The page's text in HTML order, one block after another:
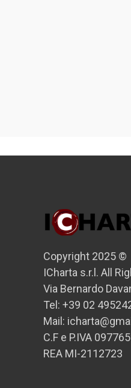
Copyright 2025 ©
ICharta s.r.l. All
Via Bernardo
Tel: +39 02
Mail:
C.F e P.IVA
REA MI-2112723